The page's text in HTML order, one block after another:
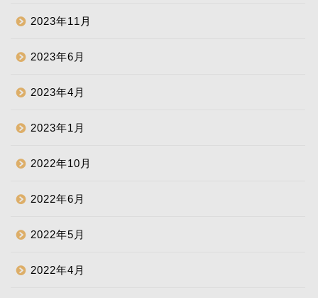
2023年11月
2023年6月
2023年4月
2023年1月
2022年10月
2022年6月
2022年5月
2022年4月